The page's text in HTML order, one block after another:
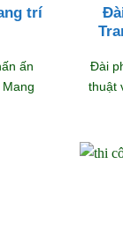
trí
ấn
Đài
thuật